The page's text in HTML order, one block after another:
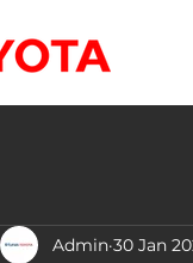
Admin 30 Jan